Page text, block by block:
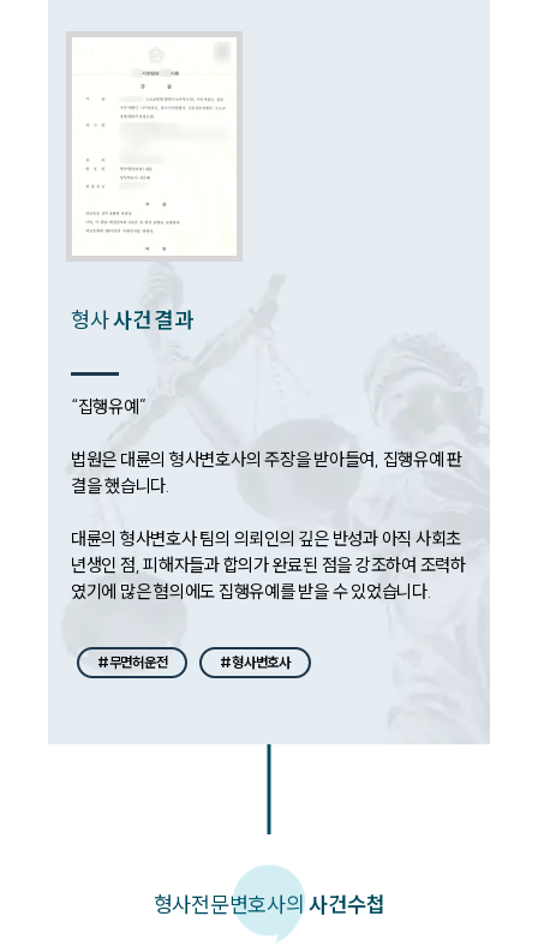
형사사건 결과
“집행유예”
법원은 대륜의 형사변호사의 주장을 받아들여, 집행유예 판
결을 했습니다.
대륜의 형사변호사 팀의 의뢰인의 깊은 반성과 아직 사회초
년생인 점, 피해자들과 합의가 완료된 점을 강조하여 조력하
였기에 많은 혐의에도 집행유예를 받을 수 있었습니다.
#무면허운전 #형사변호사
형사전문변호사의사건수첩